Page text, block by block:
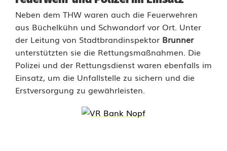
a
h
r
e
r
Neben dem THW waren auch die Feuerwehren
aus Büchelkühn und Schwandorf vor Ort. Unter
der Leitung von Stadtbrandinspektor Brunner
unterstützten sie die Rettungsmaßnahmen. Die
Polizei und der Rettungsdienst waren ebenfalls im
Einsatz, um die Unfallstelle zu sichern und die
Erstversorgung zu gewährleisten.